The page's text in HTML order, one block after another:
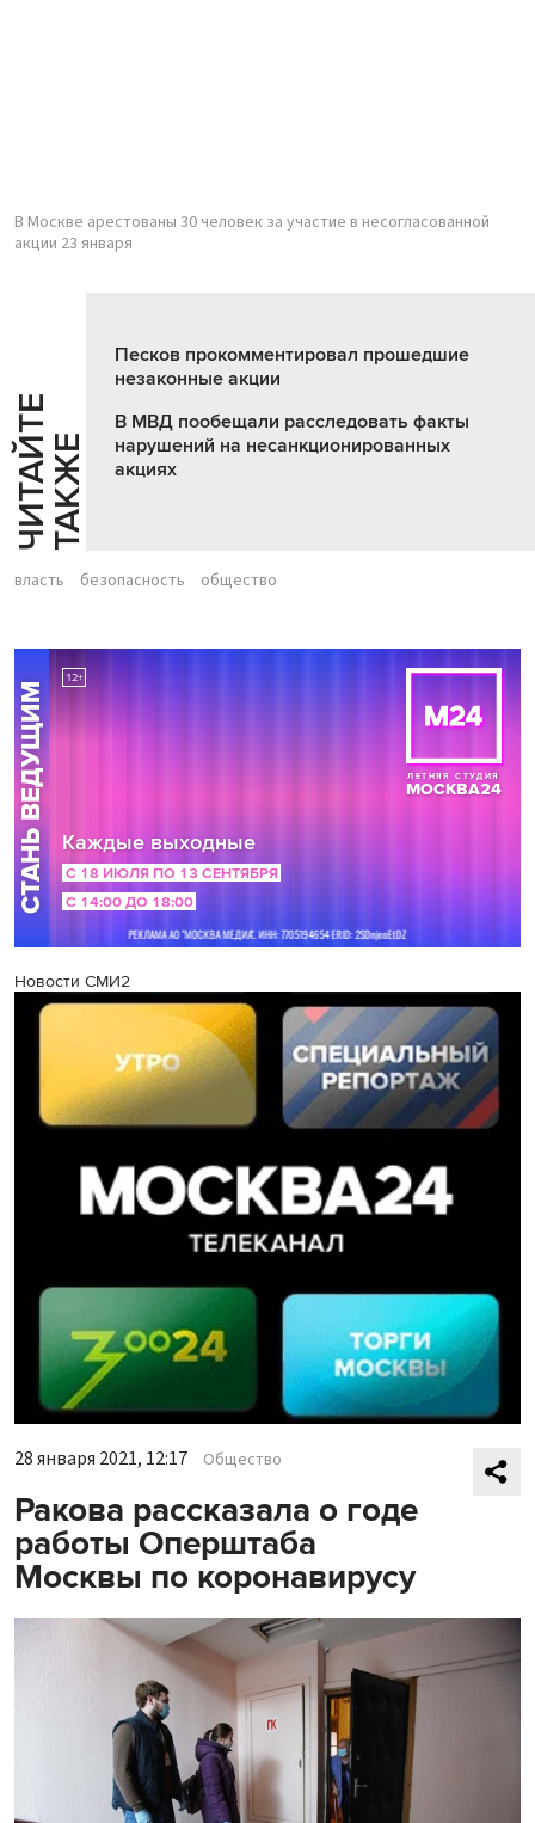
В Москве арестованы 30 человек за участие в несогласованной
акции 23 января
Ч
И
Т
АЙ
Т
Е
Т
А
К
ЖЕ
Песков прокомментировал прошедшие
незаконные акции
В МВД пообещали расследовать факты
нарушений на несанкционированных
акциях
власть безопасность общество
Новости СМИ2
28 января 2021, 12:17 Общество
Ракова рассказала о годе
работы Оперштаба
Москвы по коронавирусу